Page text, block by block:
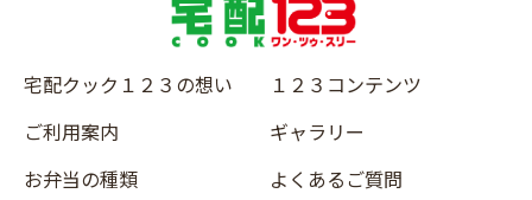
宅配クック１２３の想い
ご利用案内
お弁当の種類
１２３コンテンツ
ギャラリー
よくあるご質問